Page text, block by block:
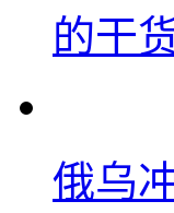
的干
俄乌